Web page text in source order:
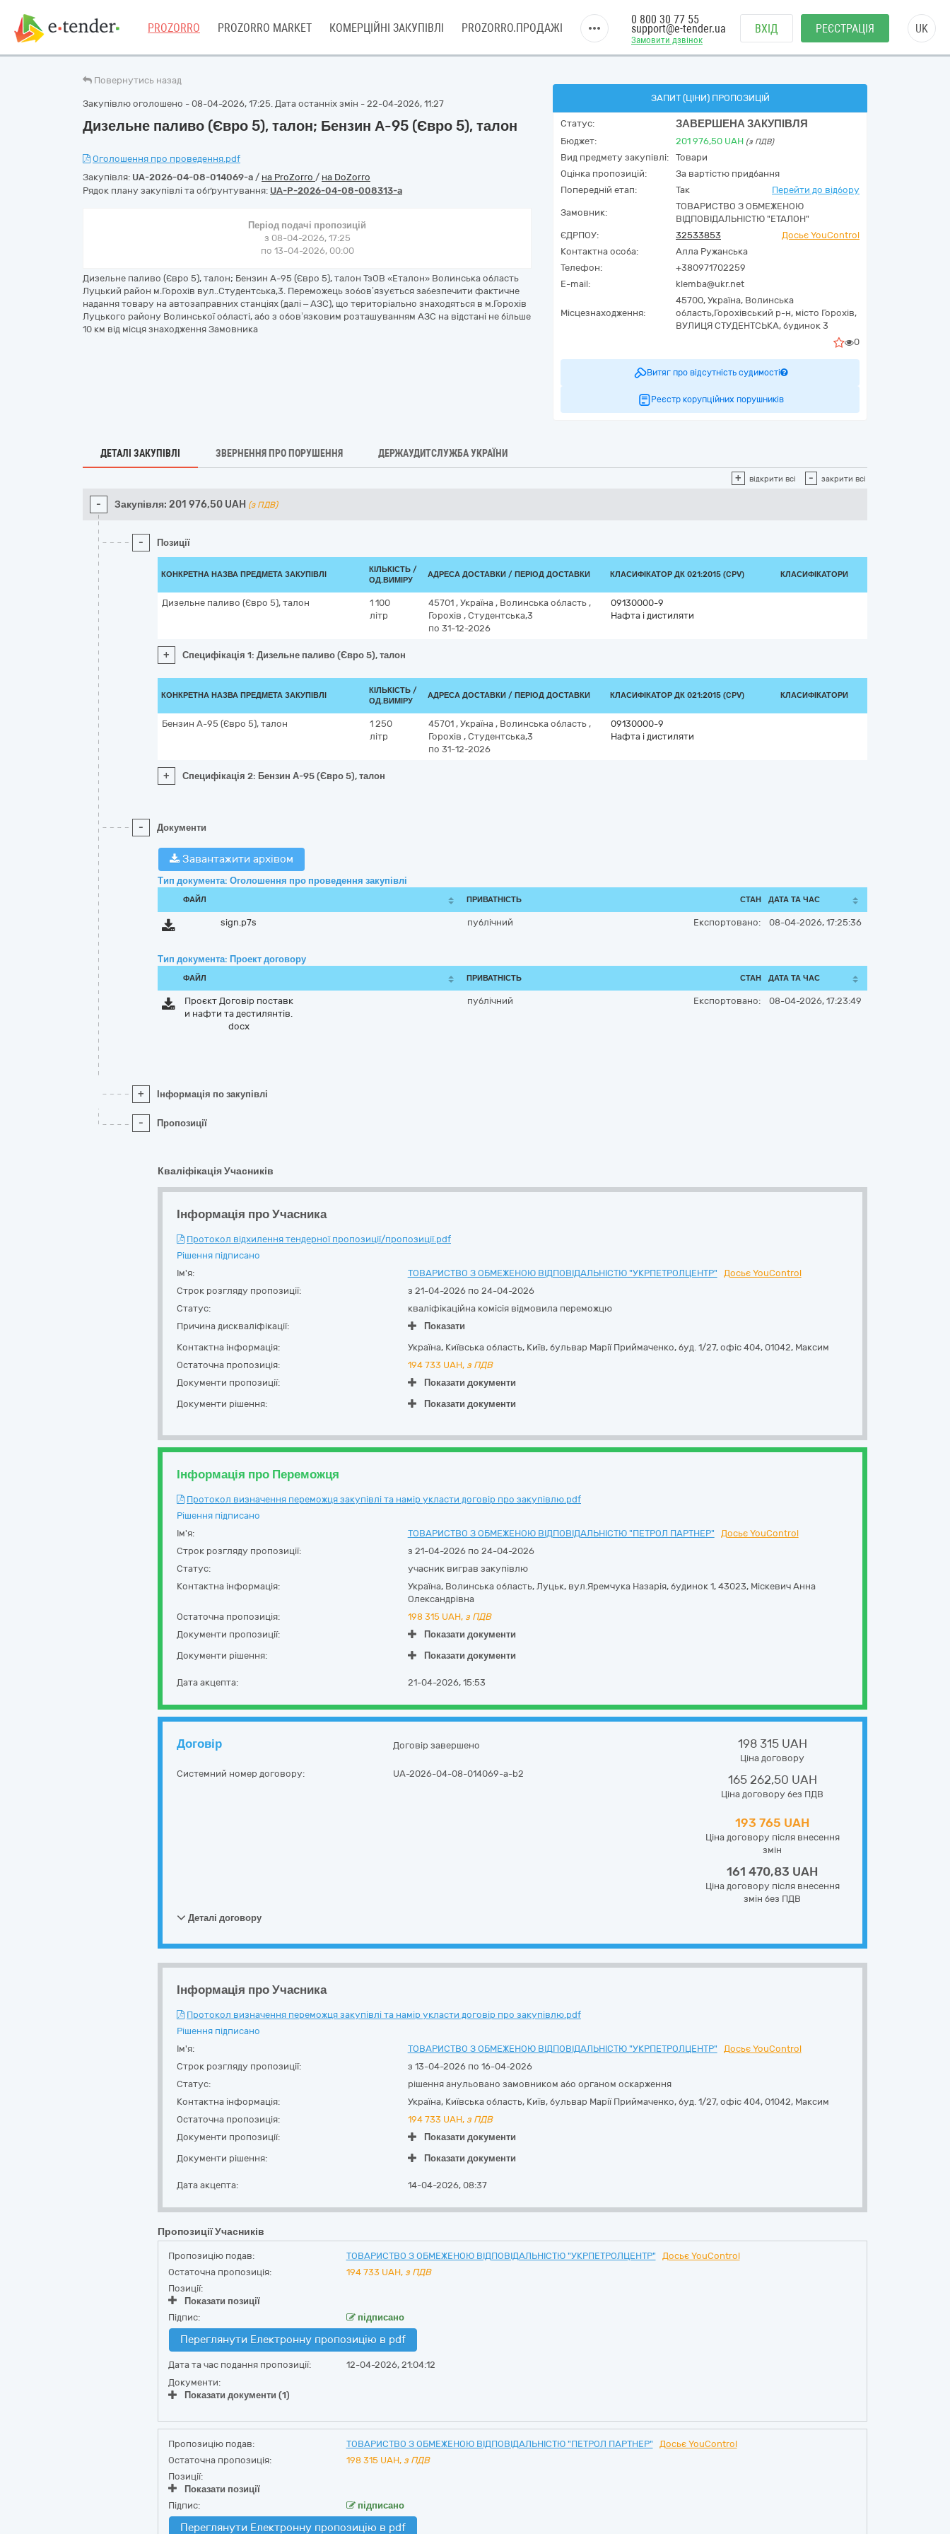
PROZORRO PROZORRO MARKET КОМЕРЦІЙНІ ЗАКУПІВЛІ PROZORRO.ПРОДАЖІ
Замовити дзвінок
0 800 30 77 55
support@e-tender.ua ВХІД РЕЄСТРАЦІЯ UK
Повернутись назад
Закупівлю оголошено - 08-04-2026, 17:25. Дата останніх змін - 22-04-2026, 11:27
Дизельне паливо (Євро 5), талон; Бензин А-95 (Євро 5), талон
Оголошення про проведення.pdf
Закупівля: UA-2026-04-08-014069-a / на ProZorro / на DoZorro
Рядок плану закупівлі та обґрунтування: UA-P-2026-04-08-008313-a
Період подачі пропозицій
з 08-04-2026, 17:25
по 13-04-2026, 00:00
Дизельне паливо (Євро 5), талон; Бензин А-95 (Євро 5), талон ТзОВ «Еталон» Волинська область
Луцький район м.Горохів вул..Студентська,3. Переможець зобов’язується забезпечити фактичне
надання товару на автозаправних станціях (далі – АЗС), що територіально знаходяться в м.Горохів
Луцького району Волинської області, або з обов’язковим розташуванням АЗС на відстані не більше
10 км від місця знаходження Замовника
ЗАПИТ (ЦІНИ) ПРОПОЗИЦІЙ
Статус: ЗАВЕРШЕНА ЗАКУПІВЛЯ
Бюджет: 201 976,50 UAH (з ПДВ)
Вид предмету закупівлі:
Товари
Оцінка пропозицій:
За вартістю придбання
Попередній етап:
Так Перейти до відбору
Замовник:
ТОВАРИСТВО З ОБМЕЖЕНОЮ
ВІДПОВІДАЛЬНІСТЮ "ЕТАЛОН"
ЄДРПОУ:
32533853
Досьє YouControl
Контактна особа:
Алла Ружанська
Телефон:
+380971702259
E-mail:
klemba@ukr.net
Місцезнаходження:
45700, Україна, Волинська
область,Горохівський р-н, місто Горохів,
ВУЛИЦЯ СТУДЕНТСЬКА, будинок 3
0
Витяг про відсутність судимості
Реєстр корупційних порушників
ДЕТАЛІ ЗАКУПІВЛІ ЗВЕРНЕННЯ ПРО ПОРУШЕННЯ ДЕРЖАУДИТСЛУЖБА УКРАЇНИ
+ відкрити всі - закрити всі
- Закупівля: 201 976,50 UAH (з ПДВ)
- Позиції
КОНКРЕТНА НАЗВА ПРЕДМЕТА ЗАКУПІВЛІ
КІЛЬКІСТЬ /
ОД.ВИМІРУ
АДРЕСА ДОСТАВКИ / ПЕРІОД ДОСТАВКИ КЛАСИФІКАТОР ДК 021:2015 (CPV) КЛАСИФІКАТОРИ
Дизельне паливо (Євро 5), талон
1 100
літр
45701 , Україна , Волинська область ,
Горохів , Студентська,3
по 31-12-2026
09130000-9
Нафта і дистиляти
+ Специфікація 1: Дизельне паливо (Євро 5), талон
КОНКРЕТНА НАЗВА ПРЕДМЕТА ЗАКУПІВЛІ
КІЛЬКІСТЬ /
ОД.ВИМІРУ
АДРЕСА ДОСТАВКИ / ПЕРІОД ДОСТАВКИ КЛАСИФІКАТОР ДК 021:2015 (CPV) КЛАСИФІКАТОРИ
Бензин А-95 (Євро 5), талон
1 250
літр
45701 , Україна , Волинська область ,
Горохів , Студентська,3
по 31-12-2026
09130000-9
Нафта і дистиляти
+ Специфікація 2: Бензин А-95 (Євро 5), талон
- Документи
Завантажити архівом
Тип документа: Оголошення про проведення закупівлі
ФАЙЛ ПРИВАТНІСТЬ СТАН ДАТА ТА ЧАС
sign.p7s публічний Експортовано: 08-04-2026, 17:25:36
Тип документа: Проект договору
ФАЙЛ ПРИВАТНІСТЬ СТАН ДАТА ТА ЧАС
Проєкт Договір поставк
и нафти та дестилянтів.
docx
публічний Експортовано: 08-04-2026, 17:23:49
+ Інформація по закупівлі
- Пропозиції
Кваліфікація Учасників
Інформація про Учасника
Протокол відхилення тендерної пропозиції/пропозиції.pdf
Рішення підписано
Ім'я:
ТОВАРИСТВО З ОБМЕЖЕНОЮ ВІДПОВІДАЛЬНІСТЮ "УКРПЕТРОЛЦЕНТР"
Досьє YouControl
Строк розгляду пропозиції:
з 21-04-2026 по 24-04-2026
Статус:
кваліфікаційна комісія відмовила переможцю
Причина дискваліфікації:
Показати
Контактна інформація:
Україна, Київська область, Київ, бульвар Марії Приймаченко, буд. 1/27, офіс 404, 01042, Максим
Остаточна пропозиція:
194 733 UAH, з ПДВ
Документи пропозиції:
Показати документи
Документи рішення:
Показати документи
Інформація про Переможця
Протокол визначення переможця закупівлі та намір укласти договір про закупівлю.pdf
Рішення підписано
Ім'я:
ТОВАРИСТВО З ОБМЕЖЕНОЮ ВІДПОВІДАЛЬНІСТЮ "ПЕТРОЛ ПАРТНЕР"
Досьє YouControl
Строк розгляду пропозиції:
з 21-04-2026 по 24-04-2026
Статус:
учасник виграв закупівлю
Контактна інформація:
Україна, Волинська область, Луцьк, вул.Яремчука Назарія, будинок 1, 43023, Міскевич Анна
Олександрівна
Остаточна пропозиція:
198 315 UAH, з ПДВ
Документи пропозиції:
Показати документи
Документи рішення:
Показати документи
Дата акцепта: 21-04-2026, 15:53
Договір Договір завершено
Системний номер договору: UA-2026-04-08-014069-a-b2
198 315 UAH
Ціна договору
165 262,50 UAH
Ціна договору без ПДВ
193 765 UAH
Ціна договору після внесення
змін
161 470,83 UAH
Ціна договору після внесення
змін без ПДВ
Деталі договору
Інформація про Учасника
Протокол визначення переможця закупівлі та намір укласти договір про закупівлю.pdf
Рішення підписано
Ім'я:
ТОВАРИСТВО З ОБМЕЖЕНОЮ ВІДПОВІДАЛЬНІСТЮ "УКРПЕТРОЛЦЕНТР"
Досьє YouControl
Строк розгляду пропозиції:
з 13-04-2026 по 16-04-2026
Статус:
рішення анульовано замовником або органом оскарження
Контактна інформація:
Україна, Київська область, Київ, бульвар Марії Приймаченко, буд. 1/27, офіс 404, 01042, Максим
Остаточна пропозиція:
194 733 UAH, з ПДВ
Документи пропозиції:
Показати документи
Документи рішення:
Показати документи
Дата акцепта: 14-04-2026, 08:37
Пропозиції Учасників
Пропозицію подав: ТОВАРИСТВО З ОБМЕЖЕНОЮ ВІДПОВІДАЛЬНІСТЮ "УКРПЕТРОЛЦЕНТР"
Досьє YouControl
Остаточна пропозиція:
194 733 UAH, з ПДВ
Позиції:
Показати позиції
Підпис:
підписано
Переглянути Електронну пропозицію в pdf
Дата та час подання пропозиції:
12-04-2026, 21:04:12
Документи:
Показати документи (1)
Пропозицію подав: ТОВАРИСТВО З ОБМЕЖЕНОЮ ВІДПОВІДАЛЬНІСТЮ "ПЕТРОЛ ПАРТНЕР"
Досьє YouControl
Остаточна пропозиція:
198 315 UAH, з ПДВ
Позиції:
Показати позиції
Підпис:
підписано
Переглянути Електронну пропозицію в pdf